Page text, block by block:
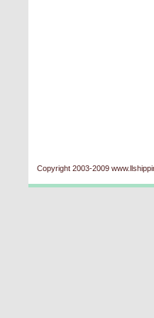
Copyright 2003-2009